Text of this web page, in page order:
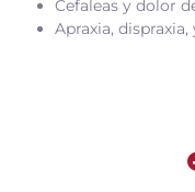
Cefaleas y dolor
Apraxia,